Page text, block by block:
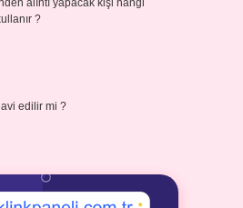
alıntı yapacak kişi hangi
?
edilir mi ?